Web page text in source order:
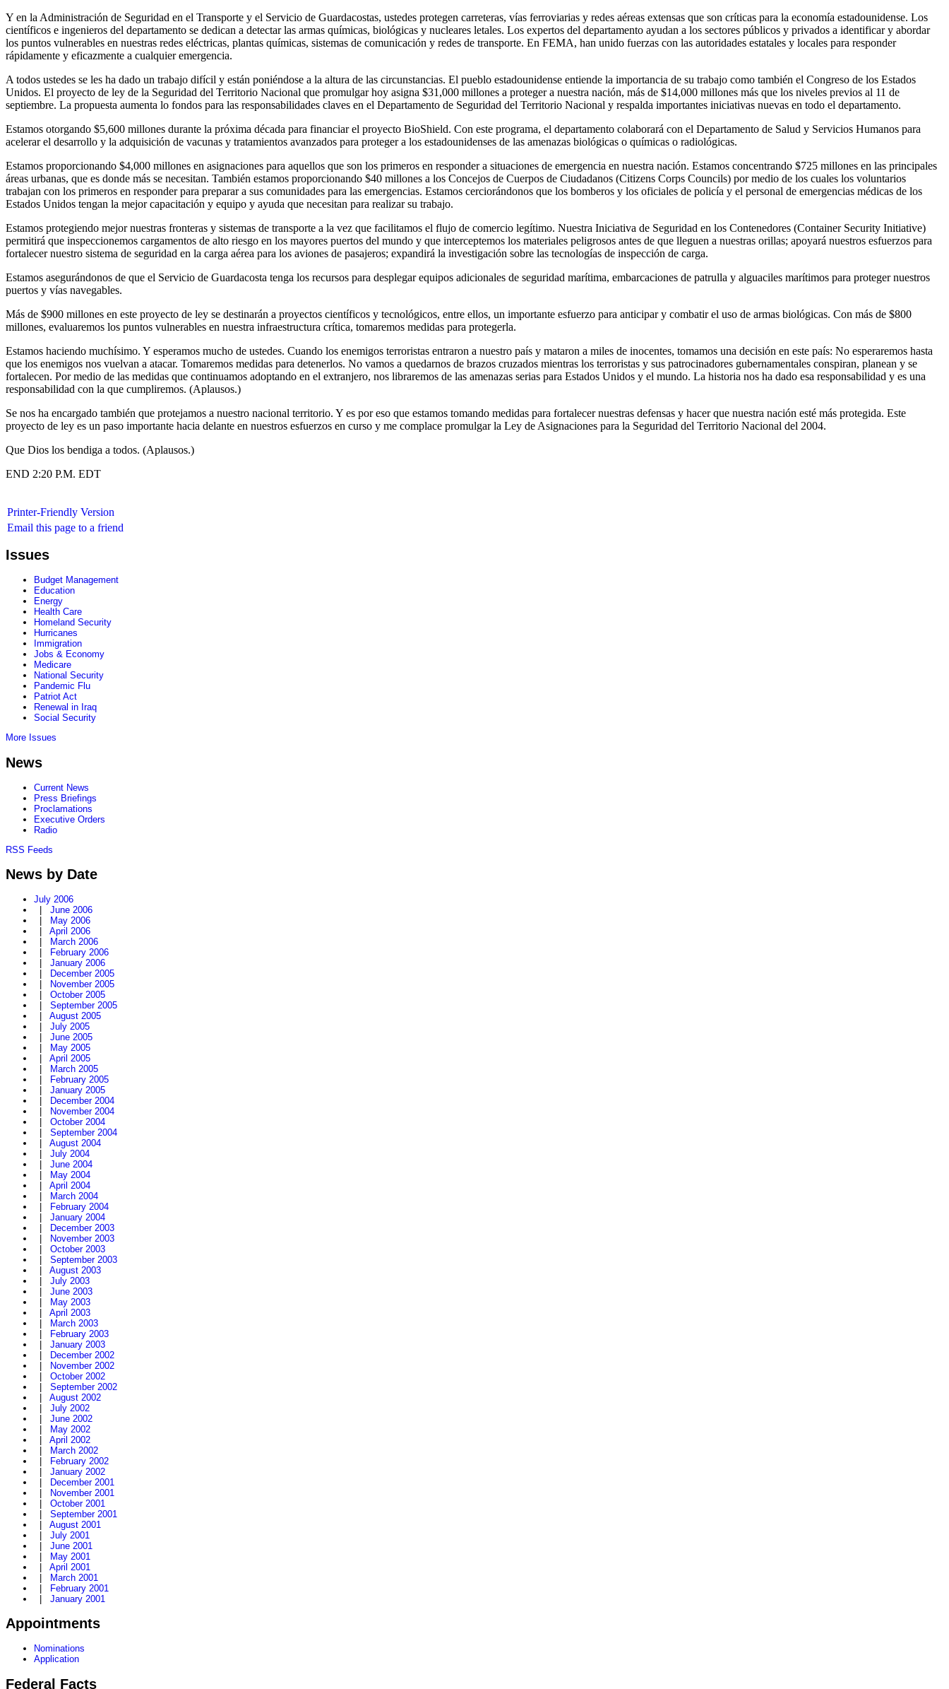
Y en la Administración de Seguridad en el Transporte y el Servicio de Guardacostas, ustedes protegen carreteras, vías ferroviarias y redes aéreas extensas que son críticas para la economía estadounidense. Los
científicos e ingenieros del departamento se dedican a detectar las armas químicas, biológicas y nucleares letales. Los expertos del departamento ayudan a los sectores públicos y privados a identificar y abordar
los puntos vulnerables en nuestras redes eléctricas, plantas químicas, sistemas de comunicación y redes de transporte. En FEMA, han unido fuerzas con las autoridades estatales y locales para responder
rápidamente y eficazmente a cualquier emergencia.
A todos ustedes se les ha dado un trabajo difícil y están poniéndose a la altura de las circunstancias. El pueblo estadounidense entiende la importancia de su trabajo como también el Congreso de los Estados
Unidos. El proyecto de ley de la Seguridad del Territorio Nacional que promulgar hoy asigna $31,000 millones a proteger a nuestra nación, más de $14,000 millones más que los niveles previos al 11 de
septiembre. La propuesta aumenta lo fondos para las responsabilidades claves en el Departamento de Seguridad del Territorio Nacional y respalda importantes iniciativas nuevas en todo el departamento.
Estamos otorgando $5,600 millones durante la próxima década para financiar el proyecto BioShield. Con este programa, el departamento colaborará con el Departamento de Salud y Servicios Humanos para
acelerar el desarrollo y la adquisición de vacunas y tratamientos avanzados para proteger a los estadounidenses de las amenazas biológicas o químicas o radiológicas.
Estamos proporcionando $4,000 millones en asignaciones para aquellos que son los primeros en responder a situaciones de emergencia en nuestra nación. Estamos concentrando $725 millones en las principales
áreas urbanas, que es donde más se necesitan. También estamos proporcionando $40 millones a los Concejos de Cuerpos de Ciudadanos (Citizens Corps Councils) por medio de los cuales los voluntarios
trabajan con los primeros en responder para preparar a sus comunidades para las emergencias. Estamos cerciorándonos que los bomberos y los oficiales de policía y el personal de emergencias médicas de los
Estados Unidos tengan la mejor capacitación y equipo y ayuda que necesitan para realizar su trabajo.
Estamos protegiendo mejor nuestras fronteras y sistemas de transporte a la vez que facilitamos el flujo de comercio legítimo. Nuestra Iniciativa de Seguridad en los Contenedores (Container Security Initiative)
permitirá que inspeccionemos cargamentos de alto riesgo en los mayores puertos del mundo y que interceptemos los materiales peligrosos antes de que lleguen a nuestras orillas; apoyará nuestros esfuerzos para
fortalecer nuestro sistema de seguridad en la carga aérea para los aviones de pasajeros; expandirá la investigación sobre las tecnologías de inspección de carga.
Estamos asegurándonos de que el Servicio de Guardacosta tenga los recursos para desplegar equipos adicionales de seguridad marítima, embarcaciones de patrulla y alguaciles marítimos para proteger nuestros
puertos y vías navegables.
Más de $900 millones en este proyecto de ley se destinarán a proyectos científicos y tecnológicos, entre ellos, un importante esfuerzo para anticipar y combatir el uso de armas biológicas. Con más de $800
millones, evaluaremos los puntos vulnerables en nuestra infraestructura crítica, tomaremos medidas para protegerla.
Estamos haciendo muchísimo. Y esperamos mucho de ustedes. Cuando los enemigos terroristas entraron a nuestro país y mataron a miles de inocentes, tomamos una decisión en este país: No esperaremos hasta
que los enemigos nos vuelvan a atacar. Tomaremos medidas para detenerlos. No vamos a quedarnos de brazos cruzados mientras los terroristas y sus patrocinadores gubernamentales conspiran, planean y se
fortalecen. Por medio de las medidas que continuamos adoptando en el extranjero, nos libraremos de las amenazas serias para Estados Unidos y el mundo. La historia nos ha dado esa responsabilidad y es una
responsabilidad con la que cumpliremos. (Aplausos.)
Se nos ha encargado también que protejamos a nuestro nacional territorio. Y es por eso que estamos tomando medidas para fortalecer nuestras defensas y hacer que nuestra nación esté más protegida. Este
proyecto de ley es un paso importante hacia delante en nuestros esfuerzos en curso y me complace promulgar la Ley de Asignaciones para la Seguridad del Territorio Nacional del 2004.
Que Dios los bendiga a todos. (Aplausos.)
END 2:20 P.M. EDT
Printer-Friendly Version
Email this page to a friend
Issues
Budget Management
Education
Energy
Health Care
Homeland Security
Hurricanes
Immigration
Jobs & Economy
Medicare
National Security
Pandemic Flu
Patriot Act
Renewal in Iraq
Social Security
More Issues
News
Current News
Press Briefings
Proclamations
Executive Orders
Radio
RSS Feeds
News by Date
July 2006
June 2006
May 2006
April 2006
March 2006
February 2006
January 2006
December 2005
November 2005
October 2005
September 2005
August 2005
July 2005
June 2005
May 2005
April 2005
March 2005
February 2005
January 2005
December 2004
November 2004
October 2004
September 2004
August 2004
July 2004
June 2004
May 2004
April 2004
March 2004
February 2004
January 2004
December 2003
November 2003
October 2003
September 2003
August 2003
July 2003
June 2003
May 2003
April 2003
March 2003
February 2003
January 2003
December 2002
November 2002
October 2002
September 2002
August 2002
July 2002
June 2002
May 2002
April 2002
March 2002
February 2002
January 2002
December 2001
November 2001
October 2001
September 2001
August 2001
July 2001
June 2001
May 2001
April 2001
March 2001
February 2001
January 2001
Appointments
Nominations
Application
Federal Facts